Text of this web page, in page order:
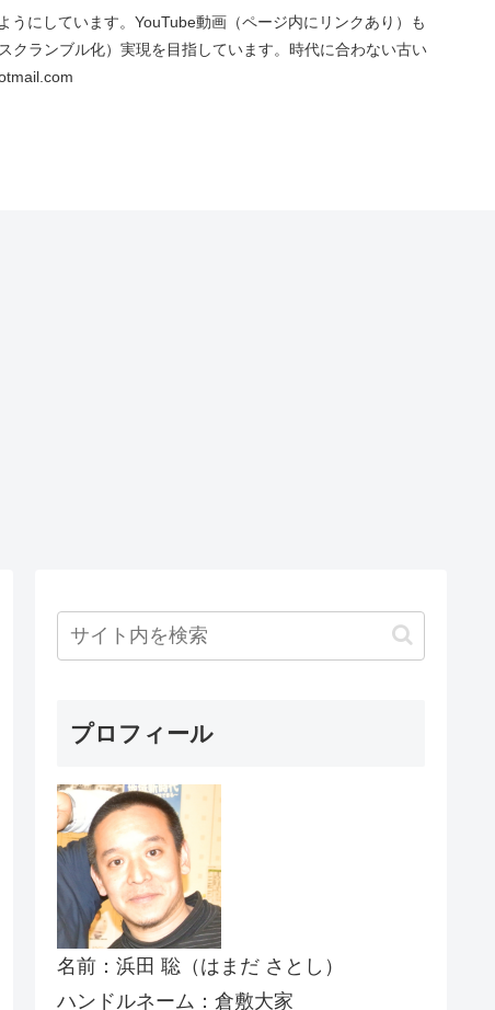
にしています。YouTube動画（ページ内にリンクあり）も
クランブル化）実現を目指しています。時代に合わない古い
プロフィール
名前：浜田 聡（はまだ さとし）
ハンドルネーム：倉敷大家